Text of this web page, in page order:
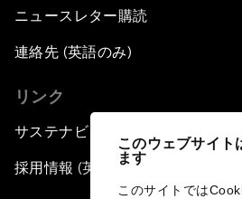
このウェブサイ
ます
このサイトでは
ニュースレター購読
連絡先 (英語のみ)
リンク
サステナビリティへの取り組み
採用情報 (英語のみ)